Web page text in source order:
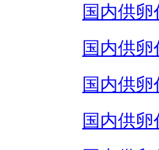
国内供
国内供
国内供卵
国内供